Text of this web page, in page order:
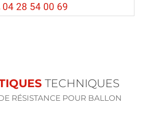
04 28 54 00 69
TECHNIQUES
RÉSISTANCE POUR BALLON